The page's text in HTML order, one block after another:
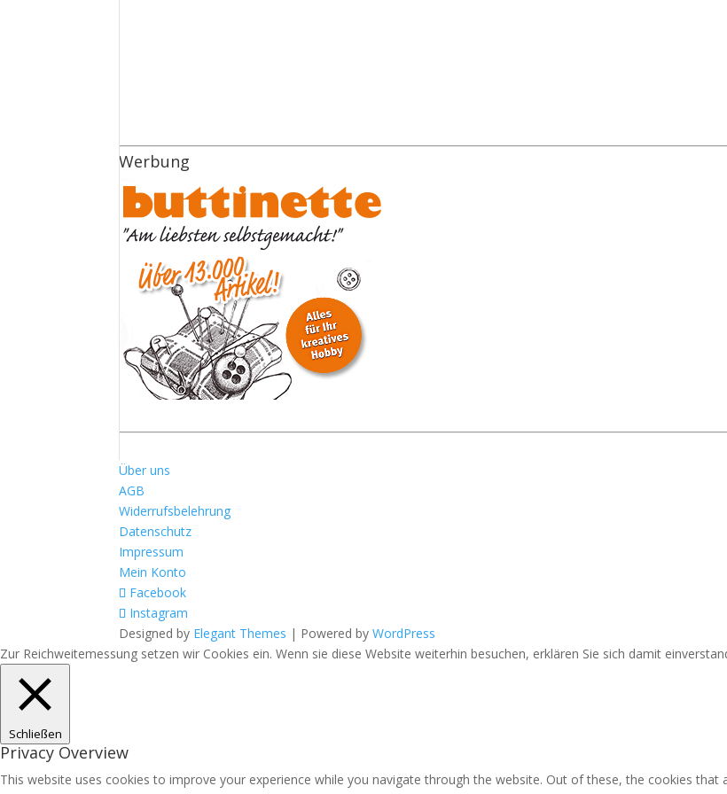
Werbung
Über uns
AGB
Widerrufsbelehrung
Datenschutz
Impressum
Mein Konto
Facebook
Instagram
Designed by Elegant Themes | Powered byWordPress
Zur Reichweitemessung setzen wir Cookies ein. Wenn sie diese Website weiterhin besuchen, erklären Sie sich damit
Schließen
Privacy Overview
This website uses cookies to improve your experience while you navigate through the website. Out of these, the cookies